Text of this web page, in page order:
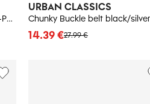
Check And Solid Canvas Belt 2-Pack Black/Orange
URBAN CLASSICS
27.99 €
14.39 €